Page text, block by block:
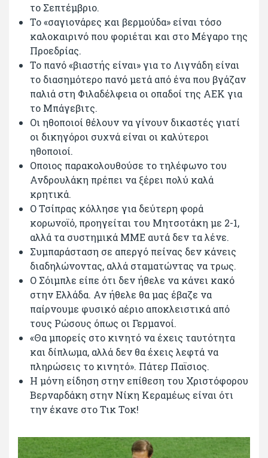
το Σεπτέμβριο.
Το «σαγιονάρες και βερμούδα» είναι τόσο
καλοκαιρινό που φοριέται και στο Μέγαρο της
Προεδρίας.
Το πανό «βιαστής είναι» για το Λιγνάδη είναι
το διασημότερο πανό μετά από ένα που βγάζαν
παλιά στη Φιλαδέλφεια οι οπαδοί της ΑΕΚ για
το Μπάγεβιτς.
Οι ηθοποιοί θέλουν να γίνουν δικαστές γιατί
οι δικηγόροι συχνά είναι οι καλύτεροι
ηθοποιοί.
Οποιος παρακολουθούσε το τηλέφωνο του
Ανδρουλάκη πρέπει να ξέρει πολύ καλά
κρητικά.
Ο Τσίπρας κόλλησε για δεύτερη φορά
κορωνοϊό, προηγείται του Μητσοτάκη με 2-1,
αλλά τα συστημικά ΜΜΕ αυτά δεν τα λένε.
Συμπαράσταση σε απεργό πείνας δεν κάνεις
διαδηλώνοντας, αλλά σταματώντας να τρως.
Ο Σόιμπλε είπε ότι δεν ήθελε να κάνει κακό
στην Ελλάδα. Αν ήθελε θα μας έβαζε να
παίρνουμε φυσικό αέριο αποκλειστικά από
τους Ρώσους όπως οι Γερμανοί.
«Θα μπορείς στο κινητό να έχεις ταυτότητα
και δίπλωμα, αλλά δεν θα έχεις λεφτά να
πληρώσεις το κινητό». Πάτερ Παϊσιος.
Η μόνη είδηση στην επίθεση του Χριστόφορου
Βερναρδάκη στην Νίκη Κεραμέως είναι ότι
την έκανε στο Τικ Τοκ!